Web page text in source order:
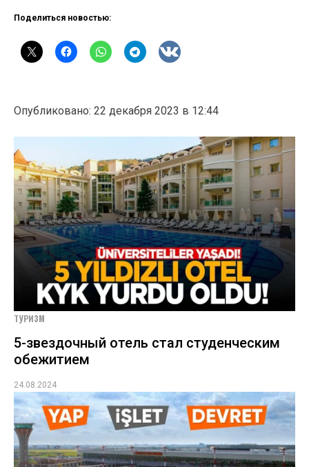
Поделиться новостью:
Опубликовано: 22 декабря 2023 в 12:44
ТУРИЗМ
5-звездочный отель стал студенческим
обежитием
24.08.2024